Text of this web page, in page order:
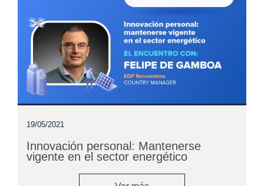
19/05/2021
Innovación personal: Mantenerse
vigente en el sector energético